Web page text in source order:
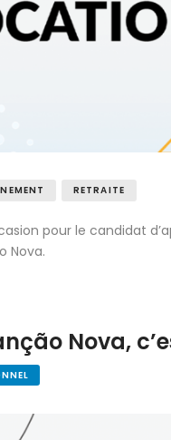
RETRAITE
pour le candidat
Nova.
Nova,